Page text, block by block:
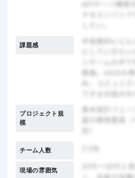
課題感
プロジェクト規
模
チーム人数
現場の雰囲気